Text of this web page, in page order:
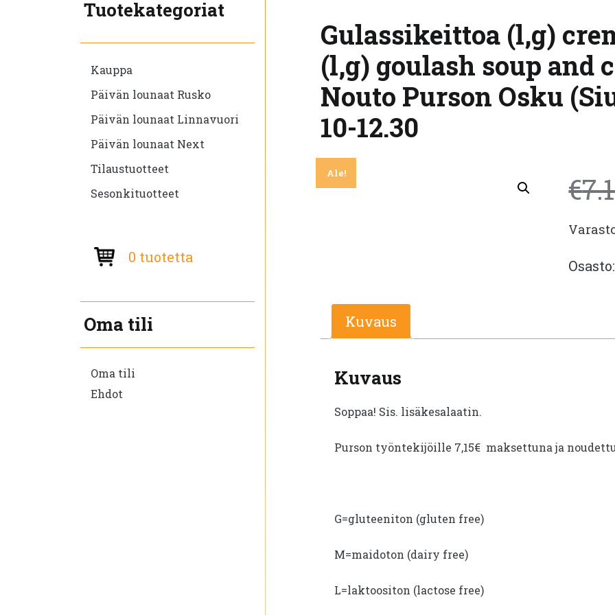
Tuotekategoriat
Kauppa
Päivän lounaat Rusko
Päivän lounaat Linnavuori
Päivän lounaat Next
Tilaustuotteet
Sesonkituotteet
0 tuotetta
Oma tili
Oma tili
Ehdot
Gulassikeittoa (l,g)
(l,g) goulash soup and
Nouto Purson Osku
10-12.30
Ale! €
Kuvaus
Kuvaus
Soppaa! Sis. lisäkesalaatin.
Purson työntekijöille 7,15€ maksettuna ja
G=gluteeniton (gluten free)
M=maidoton (dairy free)
L=laktoositon (lactose free)